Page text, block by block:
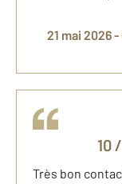
21 mai 2026 -
10/
Très bon